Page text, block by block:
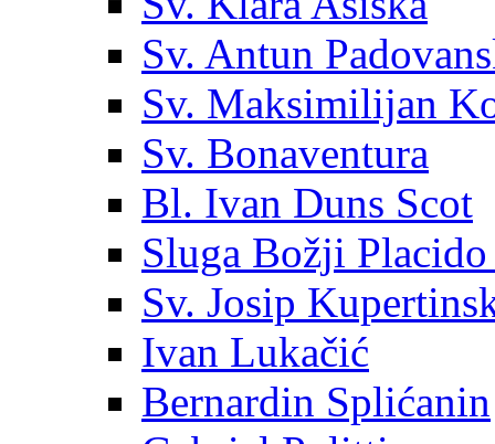
Sv. Antun
Sv. Maksimilijan
Sv. Bonaventura
Bl. Ivan Duns Scot
Sluga Božji Placido
Sv. Josip
Ivan Lukačić
Bernardin Splićanin